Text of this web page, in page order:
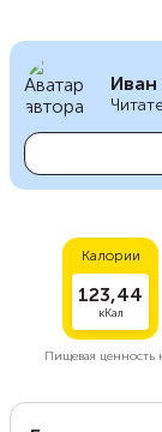
Иван
Калории
123,44
кКал
Пищевая ценность